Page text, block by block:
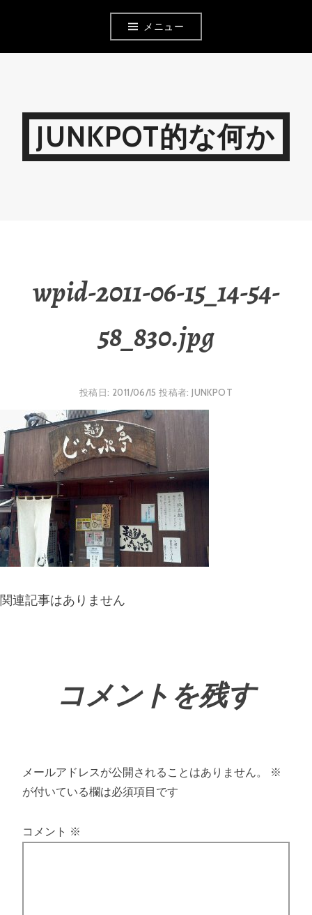
メニュー
JUNKPOT的な何か
wpid-2011-06-15_14-54-
58_830.jpg
投稿日: 2011/06/15 投稿者:JUNKPOT
関連記事はありません
コメントを残す
メールアドレスが公開されることはありません。
※
が付いている欄は必須項目です
コメント ※